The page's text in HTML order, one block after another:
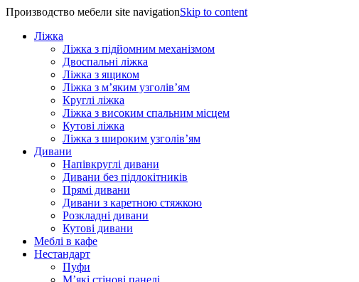
Производство мебели site navigationSkip to content
Ліжка
Ліжка з підйомним механізмом
Двоспальні ліжка
Ліжка з ящиком
Ліжка з м’яким узголів’ям
Круглі ліжка
Ліжка з високим спальним місцем
Кутові ліжка
Ліжка з широким узголів’ям
Дивани
Напівкруглі дивани
Дивани без підлокітників
Прямі дивани
Дивани з каретною стяжкою
Розкладні дивани
Кутові дивани
Меблі в кафе
Нестандарт
Пуфи
М’які стінові панелі